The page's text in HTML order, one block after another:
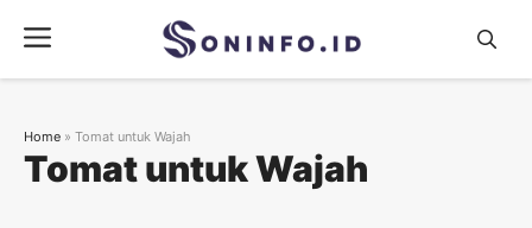
content
Menu
Tomat untuk Wajah
Home » Tomat untuk Wajah